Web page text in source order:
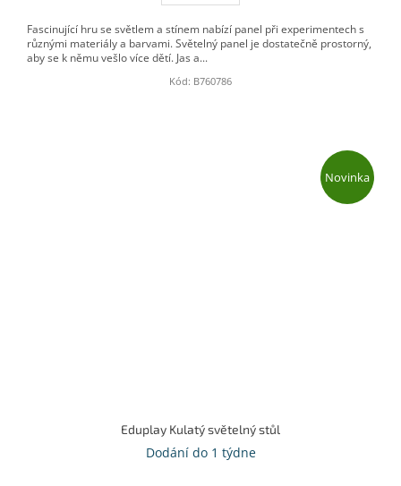
Fascinující hru se světlem a stínem nabízí panel při experimentech s
různými materiály a barvami. Světelný panel je dostatečně prostorný,
aby se k němu vešlo více dětí. Jas a...
Kód: B760786
Novinka
Eduplay Kulatý světelný stůl
Dodání do 1 týdne